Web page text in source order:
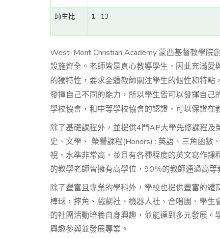
師生比 1 : 13
West-Mont Christian Academy 蒙西基督教學院
設施齊全。老師皆是真心教導學生，因此充滿
的獨特性，要求全體教師關注學生的個性和特
發揮自己不同的能力，所以學生皆可以發揮自己
學校協會，和中等學校協會的認證，可以保證在
除了基礎課程外，並提供4門AP大學先修課程
史、文學、 榮譽課程(Honors) : 英語、三角函數
視，水準非常高，並且有各種程度的英文寫作課
的教學老師皆擁有高學位，90％的教師通過高
除了豐富且專業的學科外，學校也提供豐富的
棒球，摔角、戲劇社、機器人社、合唱團、學生
的社團活動培養自身興趣，並能達到多元發展
興趣參與並發展專業。